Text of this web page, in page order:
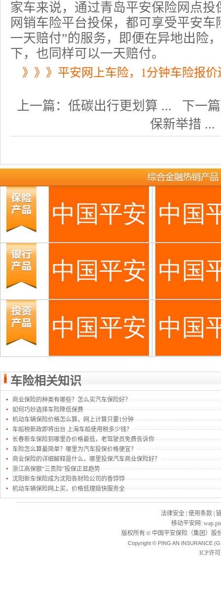
家车来说，通过青岛平安保险网点
网销车险平台投保，都可享受平安
一天赔付”的服务，即便在异地出险
下，也同样可以一天赔付。
》》》平安网上车险，1分钟车险报
上一篇： 低碳出行更划算 ... 下一
保新举措 ...
车险相关知识
商业保险的种类有哪些？怎么买汽车保险好？
如何巧妙选择车险降低保费
机动车辆保险价格怎么算，网上计算只要1分钟
车船税新政即将出台 上海车船使用税多少钱？
长春新车保险到哪里办价格最低，老驾驶员免费告诉你
车险怎么算最简单？哪里为汽车投保价格便宜？
商业保险的详细解释是什么，哪里投保汽车商业保险好？
浙江高保额“三责险”投保正显趋势
沈阳新车保险成为沈阳各财险公司的香饽饽
机动车辆保险网上买，价格低理赔快服务全
法律安全 使用条款
移动平安网 :
版权所有 ©中国平安保险（集团）股
Copyright © PING AN INSURANCE
ICP许